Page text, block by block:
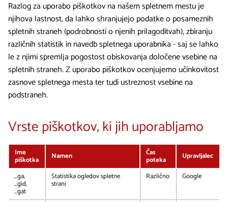
Razlog za uporabo piškotkov na našem spletnem mestu je
njihova lastnost, da lahko shranjujejo podatke o posameznih
spletnih straneh (podrobnosti o njenih prilagoditvah), zbiranju
različnih statistik in navedb spletnega uporabnika - saj se lahko
le z njimi spremlja pogostost obiskovanja določene vsebine na
spletnih straneh. Z uporabo piškotkov ocenjujemo učinkovitost
zasnove spletnega mesta ter tudi ustreznost vsebine na
podstraneh.
Vrste piškotkov, ki jih uporabljamo
Ime
piškotka Namen Čas
poteka
Upravljalec
_ga,
_gid,
_gat
Statistika ogledov spletne
strani
Različno Google